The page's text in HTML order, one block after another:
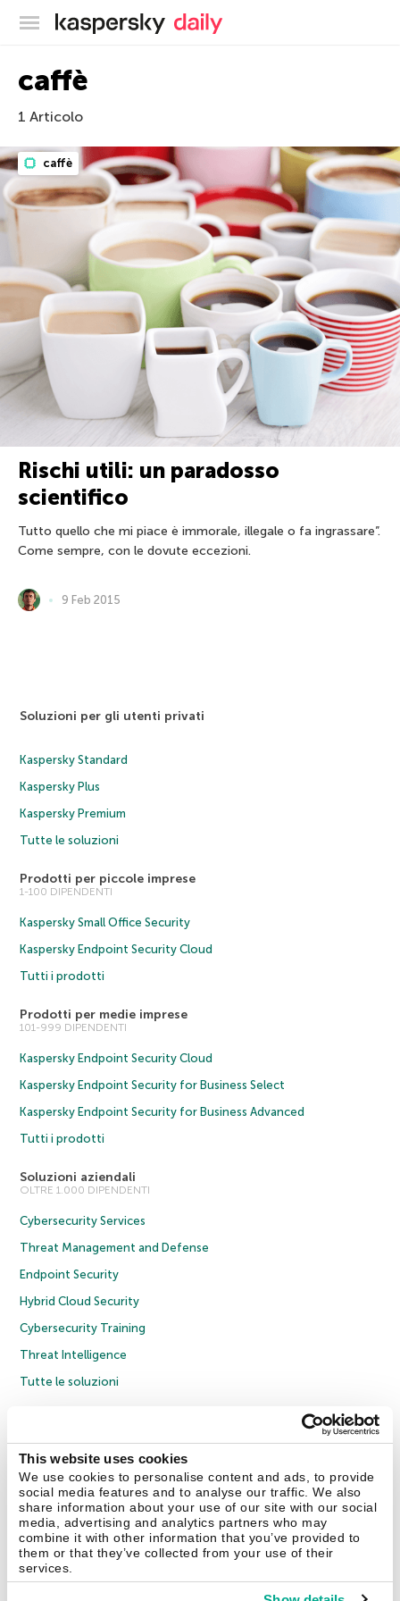
This website uses cookies
We use cookies to personalise content and ads, to provide
social media features and to analyse our traffic. We also
share information about your use of our site with our social
media, advertising and analytics partners who may
combine it with other information that you’ve provided to
them or that they’ve collected from your use of their
services.
Blog ufficiale di Kaspersky
caffè
1 Articolo
caffè
Rischi utili: un paradosso
scientifico
Tutto quello che mi piace è immorale, illegale o fa ingrassare”.
Come sempre, con le dovute eccezioni.
9 Feb 2015
Soluzioni per gli utenti privati
Kaspersky Standard
Kaspersky Plus
Kaspersky Premium
Tutte le soluzioni
Prodotti per piccole imprese
1-100 DIPENDENTI
Kaspersky Small Office Security
Kaspersky Endpoint Security Cloud
Tutti i prodotti
Prodotti per medie imprese
101-999 DIPENDENTI
Kaspersky Endpoint Security Cloud
Kaspersky Endpoint Security for Business Select
Kaspersky Endpoint Security for Business Advanced
Tutti i prodotti
Soluzioni aziendali
OLTRE 1.000 DIPENDENTI
Cybersecurity Services
Threat Management and Defense
Endpoint Security
Hybrid Cloud Security
Cybersecurity Training
Threat Intelligence
Tutte le soluzioni
Informativa sulla privacy
Policy anticorruzione
Contratto di licenza B2C
Cookies
Contatti Chi siamo Partner Blog Centro risorse Comunicati stampa
Securelist Eugene Personal Blog Encyclopedia